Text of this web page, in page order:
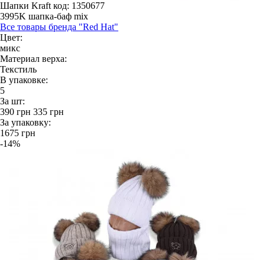
Шапки Kraft код: 1350677
3995K шапка-баф mix
Все товары бренда "Red Hat"
Цвет:
микс
Материал верха:
Текстиль
В упаковке:
5
За шт:
390 грн 335 грн
За упаковку:
1675 грн
-14%